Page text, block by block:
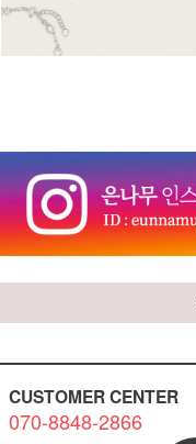
CUSTOMER CENTER
070-8848-2866